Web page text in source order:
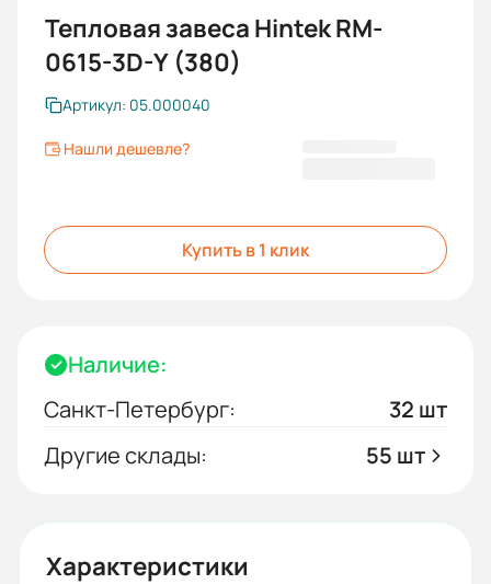
Тепловая завеса Hintek RM-
0615-3D-Y (380)
Артикул: 05.000040
Нашли дешевле?
Купить в 1 клик
Наличие:
Санкт-Петербург:
32 шт
Другие склады:
55 шт
Характеристики